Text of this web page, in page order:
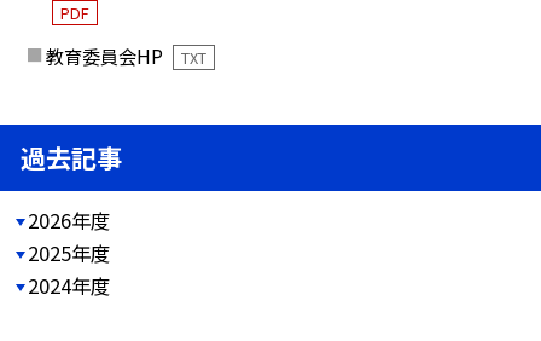
PDF
教育委員会HP TXT
過去記事
2026年度
2025年度
2024年度